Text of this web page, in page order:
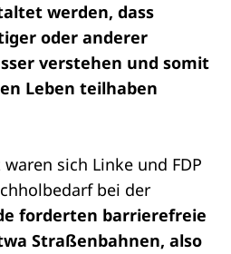
werden, dass
oder anderer
verstehen und somit
Leben teilhaben
sich Linke und FDP
bei der
forderten barrierefreie
Straßenbahnen, also